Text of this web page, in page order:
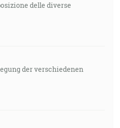
delle diverse
der verschiedenen